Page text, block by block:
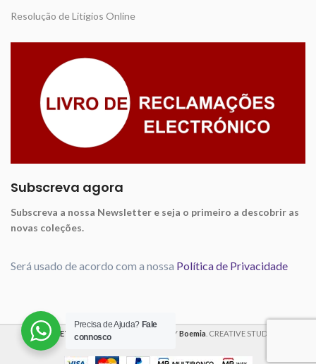
Resolução de Litígios Online
Subscreva agora
Subscreva a nossa Newsletter e seja o primeiro a descobrir as
novas coleções.
Será usado de acordo com a nossa Política de Privacidade
VIOLET FABRICS 2025 CREATED BYBoemia. CREATIVE STUDIO
Precisa de Ajuda? Fale
connosco